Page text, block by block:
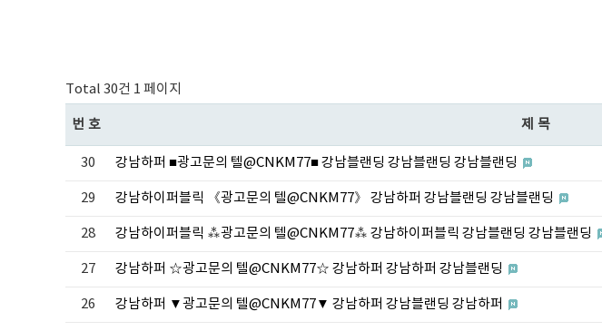
Total 30건 1 페이지
번호 제목
30 강남하퍼 ■광고문의 텔@CNKM77■ 강남블랜딩 강남블랜딩 강남블랜딩
29 강남하이퍼블릭 《광고문의 텔@CNKM77》 강남하퍼 강남블랜딩 강남블랜딩
28 강남하이퍼블릭 ⁂광고문의 텔@CNKM77⁂ 강남하이퍼블릭 강남블랜딩 강남블랜딩
27 강남하퍼 ☆광고문의 텔@CNKM77☆ 강남하퍼 강남하퍼 강남블랜딩
26 강남하퍼 ▼광고문의 텔@CNKM77▼ 강남하퍼 강남블랜딩 강남하퍼